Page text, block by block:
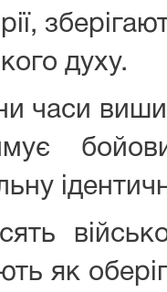
духу.
часи
як